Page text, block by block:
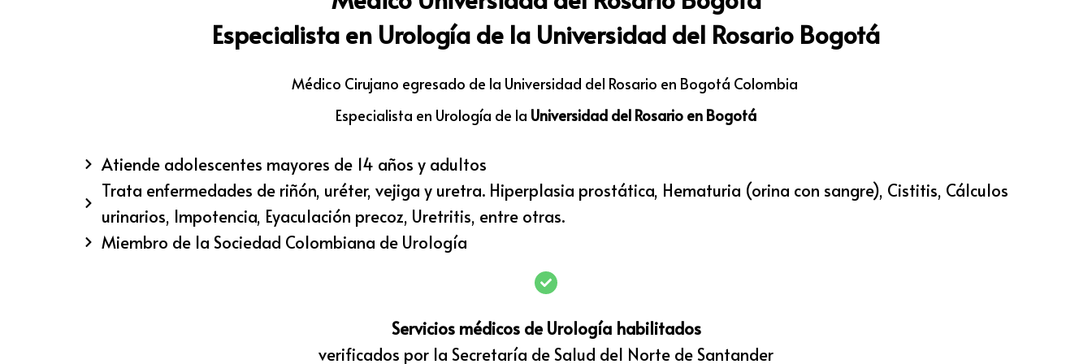
Especialista en Urología de la Universidad del Rosario Bogotá
Médico Cirujano egresado de la Universidad del Rosario en Bogotá Colombia
Especialista en Urología de la Universidad del Rosario en Bogotá
Atiende adolescentes mayores de 14 años y adultos
Trata enfermedades de riñón, uréter, vejiga y uretra. Hiperplasia prostática, Hematuria (orina con sangre), Cistitis, Cálculos
urinarios, Impotencia, Eyaculación precoz, Uretritis, entre otras.
Miembro de la Sociedad Colombiana de Urología
Servicios médicos de Urología habilitados
verificados por la Secretaría de Salud del Norte de Santander